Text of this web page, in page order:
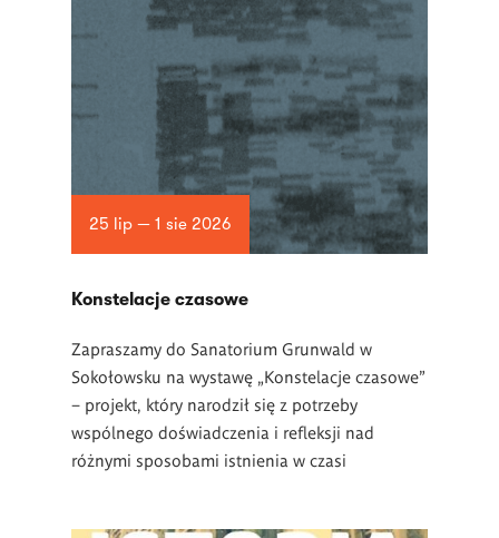
25 lip — 1 sie 2026
Konstelacje czasowe
Zapraszamy do Sanatorium Grunwald w
Sokołowsku na wystawę „Konstelacje czasowe”
– projekt, który narodził się z potrzeby
wspólnego doświadczenia i refleksji nad
różnymi sposobami istnienia w czasi